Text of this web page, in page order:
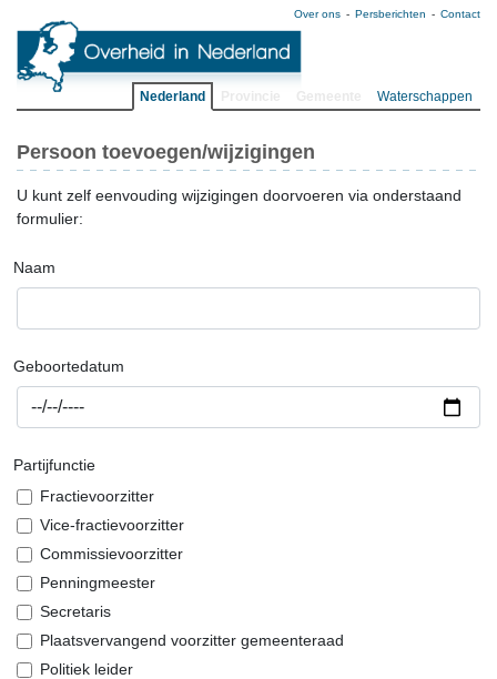
Over ons Persberichten Contact
Nederland Waterschappen
Persoon toevoegen/wijzigingen
U kunt zelf eenvouding wijzigingen doorvoeren via onderstaand
formulier:
Naam
Geboortedatum
Partijfunctie
Fractievoorzitter
Vice-fractievoorzitter
Commissievoorzitter
Penningmeester
Secretaris
Plaatsvervangend voorzitter gemeenteraad
Politiek leider